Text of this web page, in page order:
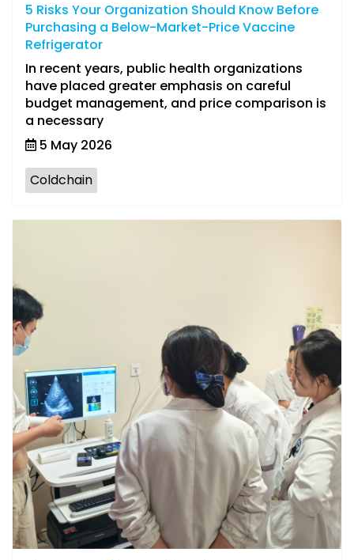
5 Risks Your Organization Should Know Before
Purchasing a Below-Market-Price Vaccine
Refrigerator
In recent years, public health organizations
have placed greater emphasis on careful
budget management, and price comparison is
a necessary
5 May 2026
Coldchain